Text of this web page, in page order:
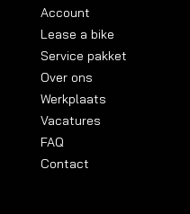
Account
Lease a bike
Service pakket
Over ons
Werkplaats
Vacatures
FAQ
Contact